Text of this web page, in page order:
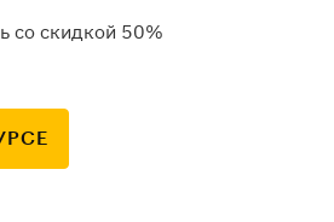
со скидкой 50%